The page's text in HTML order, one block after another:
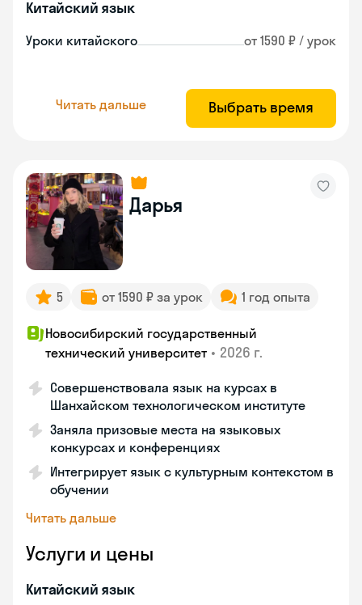
Китайский язык
Уроки китайского от 1590 ₽ / урок
Читать дальше Выбрать время
Дарья
5 от 1590 ₽ за урок 1 год опыта
Новосибирский государственный
технический университет • 2026 г.
Совершенствовала язык на курсах в
Шанхайском технологическом институте
Заняла призовые места на языковых
конкурсах и конференциях
Интегрирует язык с культурным контекстом в
обучении
Читать дальше
Услуги и цены
Китайский язык